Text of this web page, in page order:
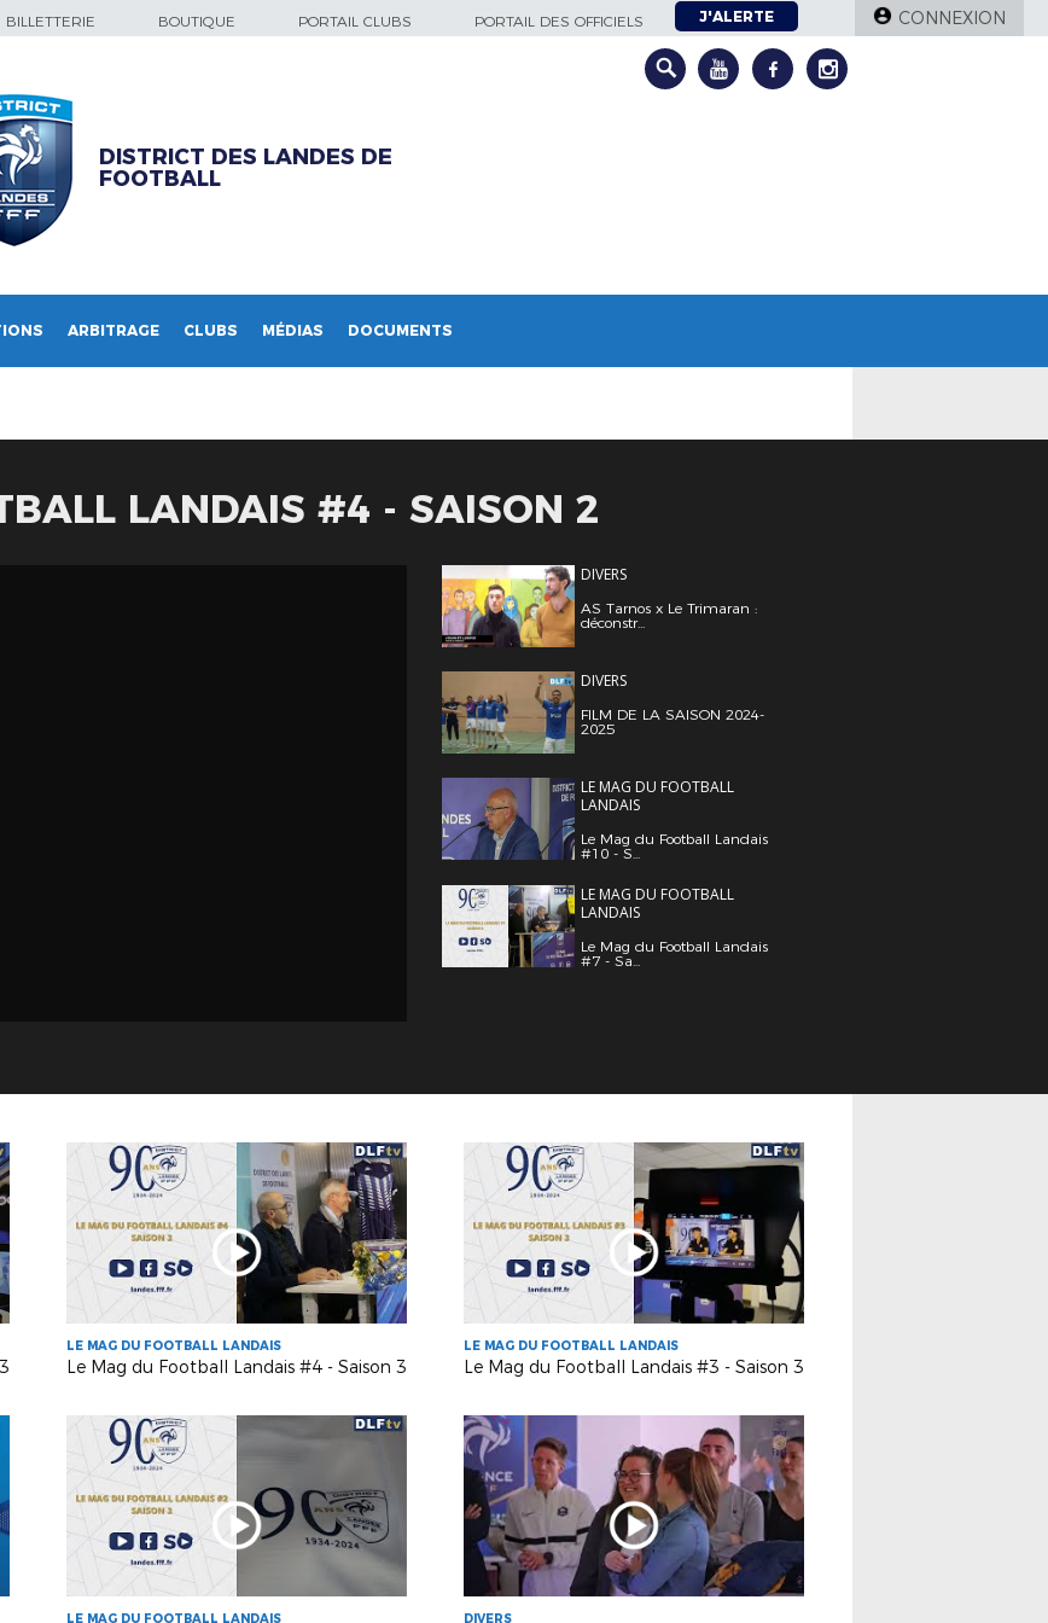
BILLETTERIE BOUTIQUE PORTAIL CLUBS PORTAIL DES OFFICIELS J'ALERTE CONNEXION
DISTRICT DES LANDES DE
FOOTBALL
ARBITRAGE CLUBS MÉDIAS DOCUMENTS
LANDAIS #4 - SAISON 2
DIVERS
AS Tarnos x Le Trimaran :
déconstr...
DIVERS
FILM DE LA SAISON 2024-
2025
LE MAG DU FOOTBALL
LANDAIS
Le Mag du Football Landais
#10 - S...
LE MAG DU FOOTBALL
LANDAIS
Le Mag du Football Landais
#7 - Sa...
LE MAG DU FOOTBALL LANDAIS
Le Mag du Football Landais #4 - Saison 3
LE MAG DU FOOTBALL LANDAIS
Le Mag du Football Landais #3 - Saison 3
LE MAG DU FOOTBALL LANDAIS DIVERS